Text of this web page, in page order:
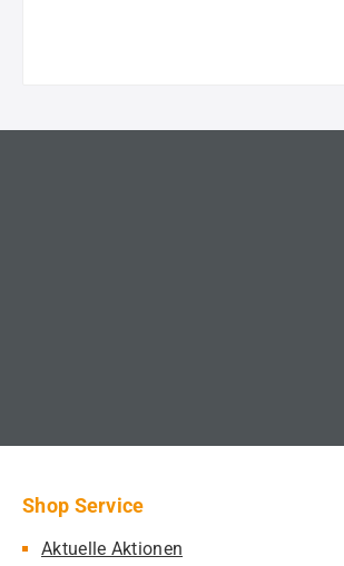
Shop Service
Aktuelle Aktionen